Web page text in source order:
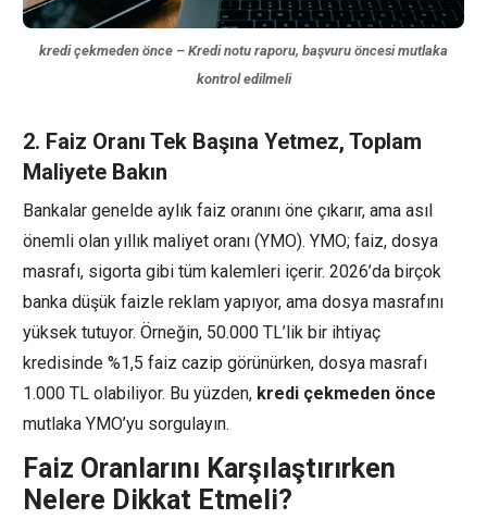
kredi çekmeden önce – Kredi notu raporu, başvuru öncesi mutlaka
kontrol edilmeli
2. Faiz Oranı Tek Başına Yetmez, Toplam
Maliyete Bakın
Bankalar genelde aylık faiz oranını öne çıkarır, ama asıl
önemli olan yıllık maliyet oranı (YMO). YMO; faiz, dosya
masrafı, sigorta gibi tüm kalemleri içerir. 2026’da birçok
banka düşük faizle reklam yapıyor, ama dosya masrafını
yüksek tutuyor. Örneğin, 50.000 TL’lik bir ihtiyaç
kredisinde %1,5 faiz cazip görünürken, dosya masrafı
1.000 TL olabiliyor. Bu yüzden, kredi çekmeden önce
mutlaka YMO’yu sorgulayın.
Faiz Oranlarını Karşılaştırırken
Nelere Dikkat Etmeli?